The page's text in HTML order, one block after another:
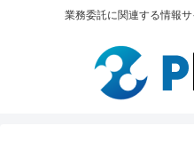
業務委託に関連する情報